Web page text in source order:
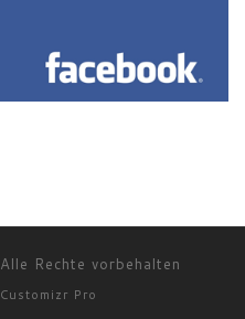
Alle Rechte vorbehalten
Customizr Pro